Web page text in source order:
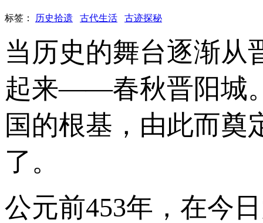
标签： 历史拾遗 古代生活 古迹探秘
当历史的舞台逐渐从
起来——春秋晋阳城
国的根基，由此而奠
了。
公元前453年，在今